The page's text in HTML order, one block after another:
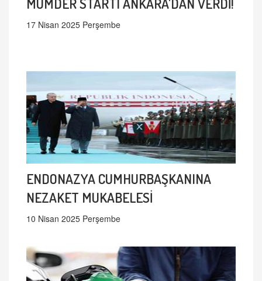
17 Nisan 2025 Perşembe
ENDONAZYA CUMHURBAŞKANINA
NEZAKET MUKABELESİ
10 Nisan 2025 Perşembe